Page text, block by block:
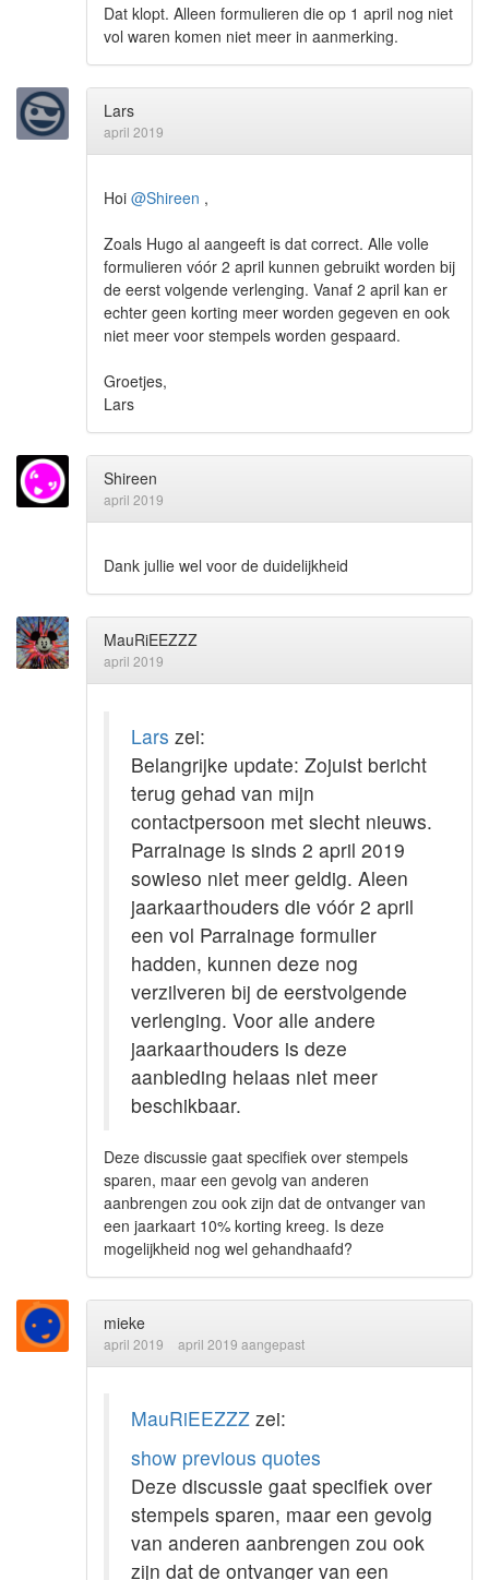
Dat klopt. Alleen formulieren die op 1 april nog niet
vol waren komen niet meer in aanmerking.
Lars
april 2019
Hoi @Shireen ,
Zoals Hugo al aangeeft is dat correct. Alle volle
formulieren vóór 2 april kunnen gebruikt worden bij
de eerst volgende verlenging. Vanaf 2 april kan er
echter geen korting meer worden gegeven en ook
niet meer voor stempels worden gespaard.
Groetjes,
Lars
Shireen
april 2019
Dank jullie wel voor de duidelijkheid
MauRiEEZZZ
april 2019
Lars zei:
Belangrijke update: Zojuist bericht
terug gehad van mijn
contactpersoon met slecht nieuws.
Parrainage is sinds 2 april 2019
sowieso niet meer geldig. Aleen
jaarkaarthouders die vóór 2 april
een vol Parrainage formulier
hadden, kunnen deze nog
verzilveren bij de eerstvolgende
verlenging. Voor alle andere
jaarkaarthouders is deze
aanbieding helaas niet meer
beschikbaar.
Deze discussie gaat specifiek over stempels
sparen, maar een gevolg van anderen
aanbrengen zou ook zijn dat de ontvanger van
een jaarkaart 10% korting kreeg. Is deze
mogelijkheid nog wel gehandhaafd?
mieke
april 2019 april 2019 aangepast
MauRiEEZZZ zei:
show previous quotes
Deze discussie gaat specifiek over
stempels sparen, maar een gevolg
van anderen aanbrengen zou ook
zijn dat de ontvanger van een